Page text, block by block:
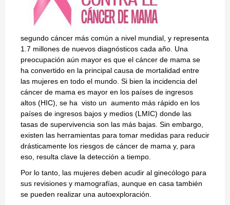
segundo cáncer más común a nivel mundial, y representa
1.7 millones de nuevos diagnósticos cada año. Una
preocupación aún mayor es que el cáncer de mama se
ha convertido en la principal causa de mortalidad entre
las mujeres en todo el mundo. Si bien la incidencia del
cáncer de mama es mayor en los países de ingresos
altos (HIC), se ha visto un aumento más rápido en los
países de ingresos bajos y medios (LMIC) donde las
tasas de supervivencia son las más bajas. Sin embargo,
existen las herramientas para tomar medidas para reducir
drásticamente los riesgos de cáncer de mama y, para
eso, resulta clave la detección a tiempo.
Por lo tanto, las mujeres deben acudir al ginecólogo para
sus revisiones y mamografías, aunque en casa también
se pueden realizar una autoexploración.